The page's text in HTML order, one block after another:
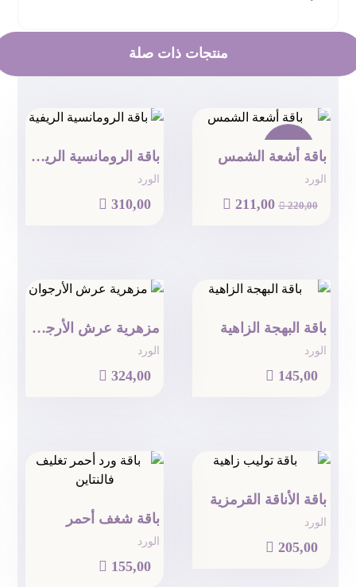
منتجات ذات صلة
تخفيض!
باقة أشعة الشمس
الورد
220,00
 211,00
باقة الرومانسية الريفية
الورد
 310,00
باقة البهجة الزاهية
الورد
 145,00
مزهرية عرش الأرجوان
الورد
 324,00
باقة الأناقة القرمزية
الورد
 205,00
باقة شغف أحمر
الورد
 155,00